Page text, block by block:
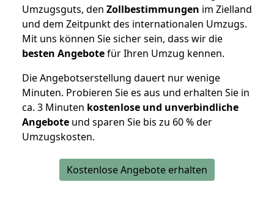
Umzugsguts, den Zollbestimmungen im Zielland
und dem Zeitpunkt des internationalen Umzugs.
Mit uns können Sie sicher sein, dass wir die
besten Angebotefür Ihren Umzug kennen.
Die Angebotserstellung dauert nur wenige
Minuten. Probieren Sie es aus und erhalten Sie in
ca. 3 Minuten kostenlose und unverbindliche
Angebote und sparen Sie bis zu 60 % der
Umzugskosten.
Kostenlose Angebote erhalten